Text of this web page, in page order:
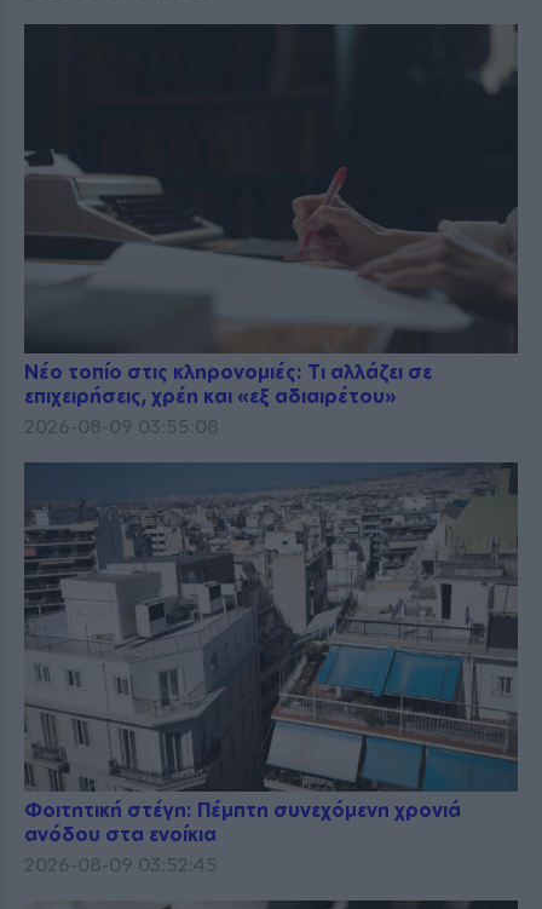
Νέο τοπίο στις κληρονομιές: Τι αλλάζει σε
επιχειρήσεις, χρέη και «εξ αδιαιρέτου»
2026-08-09 03:55:08
Φοιτητική στέγη: Πέμπτη συνεχόμενη χρονιά
ανόδου στα ενοίκια
2026-08-09 03:52:45